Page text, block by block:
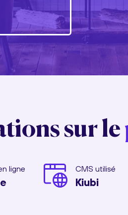
sur le
ligne CMS utilisé
Kiubi